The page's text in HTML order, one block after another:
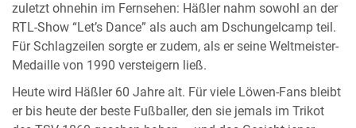
zuletzt ohnehin im Fernsehen: Häßler nahm sowohl an der
RTL-Show “Let’s Dance” als auch am Dschungelcamp teil.
Für Schlagzeilen sorgte er zudem, als er seine Weltmeister-
Medaille von 1990 versteigern ließ.
Heute wird Häßler 60 Jahre alt. Für viele Löwen-Fans bleibt
er bis heute der beste Fußballer, den sie jemals im Trikot